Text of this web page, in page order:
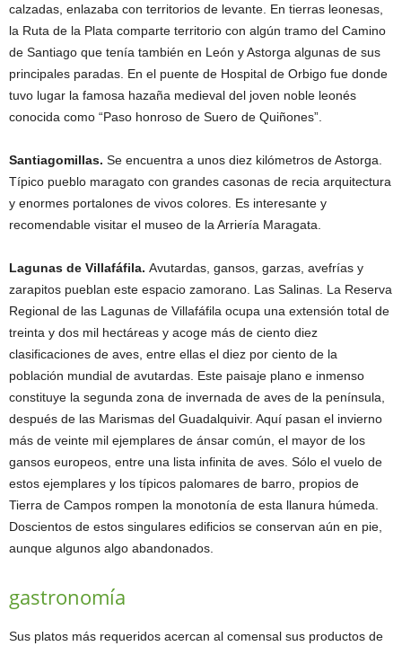
calzadas, enlazaba con territorios de levante. En tierras leonesas,
la Ruta de la Plata comparte territorio con algún tramo del Camino
de Santiago que tenía también en León y Astorga algunas de sus
principales paradas. En el puente de Hospital de Orbigo fue donde
tuvo lugar la famosa hazaña medieval del joven noble leonés
conocida como “Paso honroso de Suero de Quiñones”.
Santiagomillas. Se encuentra a unos diez kilómetros de Astorga.
Típico pueblo maragato con grandes casonas de recia arquitectura
y enormes portalones de vivos colores. Es interesante y
recomendable visitar el museo de la Arriería Maragata.
Lagunas de Villafáfila. Avutardas, gansos, garzas, avefrías y
zarapitos pueblan este espacio zamorano. Las Salinas. La Reserva
Regional de las Lagunas de Villafáfila ocupa una extensión total de
treinta y dos mil hectáreas y acoge más de ciento diez
clasificaciones de aves, entre ellas el diez por ciento de la
población mundial de avutardas. Este paisaje plano e inmenso
constituye la segunda zona de invernada de aves de la península,
después de las Marismas del Guadalquivir. Aquí pasan el invierno
más de veinte mil ejemplares de ánsar común, el mayor de los
gansos europeos, entre una lista infinita de aves. Sólo el vuelo de
estos ejemplares y los típicos palomares de barro, propios de
Tierra de Campos rompen la monotonía de esta llanura húmeda.
Doscientos de estos singulares edificios se conservan aún en pie,
aunque algunos algo abandonados.
gastronomía
Sus platos más requeridos acercan al comensal sus productos de